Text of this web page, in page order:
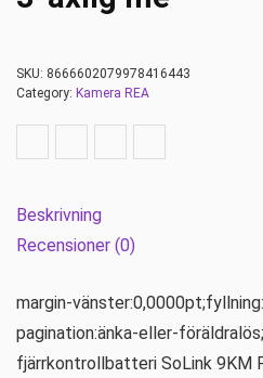
SKU: 8666602079978416443
Category: Kamera REA
Beskrivning
Recensioner (0)
margin-
pagination:änka-eller-
fjärrkontrollbatteri SoLink 9KM